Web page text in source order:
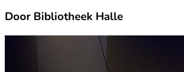
Door Bibliotheek Halle